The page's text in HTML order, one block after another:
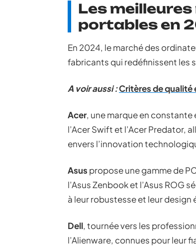
Les
portables en
En 2024, le marché des
fabricants qui redéfinissent les
A voir aussi :Critères de qualité
Acer, une marque en
l’Acer Swift et l’Acer Predator,
envers l’innovation
Asus propose une gamme de
l’Asus Zenbook et l’Asus ROG
à leur robustesse et leur design
Dell, tournée vers les
l’Alienware, connues pour leur